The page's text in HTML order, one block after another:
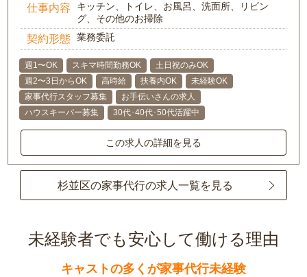
仕事内容
キッチン、トイレ、お風呂、洗面所、リビン
グ、その他のお掃除
契約形態 業務委託
週1〜OK スキマ時間勤務OK
土日祝のみOK
週2〜3日からOK
高時給 扶養内OK
未経験OK
家事代行スタッフ募集
お手伝いさんの求人
ハウスキーパー募集
30代･40代･50代活躍中
この求人の詳細を見る
杉並区の家事代行の求人一覧を見る
未経験者でも安心して働ける理由
キャストの多くが家事代行未経験